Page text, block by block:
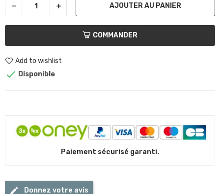
AJOUTER AU PANIER
COMMANDER
Add to wishlist
 Disponible
Paiement sécurisé garanti.
Donnez votre avis